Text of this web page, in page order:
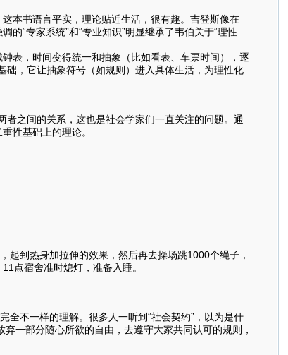
本书语言平实，理论贴近生活，很有趣。吉登斯像在
“专家系统”和“专业知识”明显继承了韦伯关于“理性
表，时间变得统一和抽象（比如看表、车票时间），逐
础，它让抽象符号（如规则）进入具体生活，为理性化
之间的关系，这也是社会学家们一直关注的问题。通
性基础上的理论。
到热身加拉伸的效果，然后再去操场跳1000个绳子，
点宿舍准时熄灯，准备入睡。
不一样的理解。很多人一听到“社会契约”，以为是什
一部分随心所欲的自由，去遵守大家共同认可的规则，